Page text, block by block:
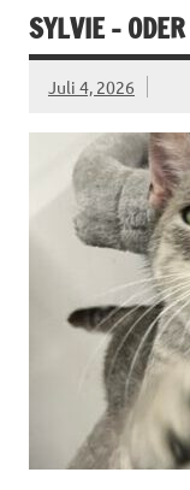
SYLVIE –
Juli 4, 2026